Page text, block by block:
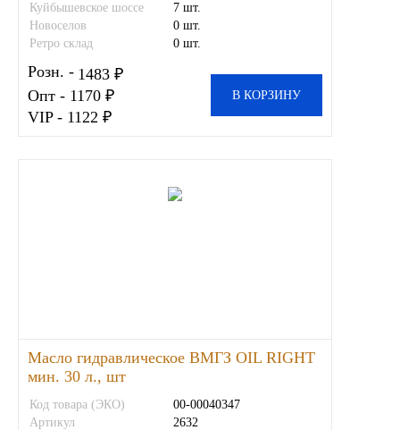
Автоаксессуары
Материалы для ремонта
Хомуты
Шланги, рукава
Куйбышевское шоссе
7 шт.
Новоселов
0 шт.
Ретро склад
0 шт.
Розн. - 1483 ₽
Опт - 1170 ₽
VIP - 1122 ₽
В КОРЗИНУ
Масло гидравлическое ВМГЗ OIL RIGHT
мин. 30 л., шт
Код товара (ЭКО)
00-00040347
Артикул
2632